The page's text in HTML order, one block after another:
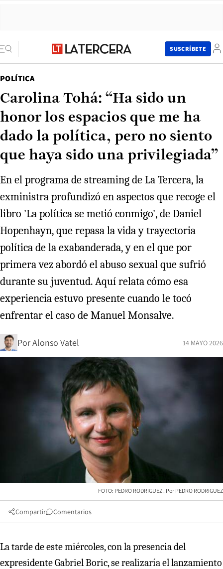
SUSCRÍBETE
POLÍTICA
Carolina Tohá: “Ha sido un
honor los espacios que me ha
dado la política, pero no siento
que haya sido una privilegiada”
En el programa de streaming de La Tercera, la
exministra profundizó en aspectos que recoge el
libro 'La política se metió conmigo', de Daniel
Hopenhayn, que repasa la vida y trayectoria
política de la exabanderada, y en el que por
primera vez abordó el abuso sexual que sufrió
durante su juventud. Aquí relata cómo esa
experiencia estuvo presente cuando le tocó
enfrentar el caso de Manuel Monsalve.
PorAlonso Vatel 14 MAYO 2026
FOTO: PEDRO RODRIGUEZ PEDRO RODRIGUEZ
Compartir Comentarios
La tarde de este miércoles, con la presencia del
expresidente Gabriel Boric, se realizaría el lanzamiento